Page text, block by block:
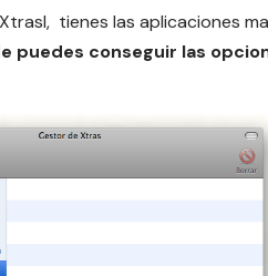
tienes las aplicaciones
puedes conseguir las